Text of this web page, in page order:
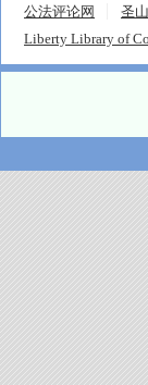
公法评论网 圣
Liberty Library of